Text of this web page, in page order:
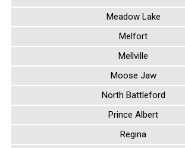
Meadow Lake
Melfort
Mellville
Moose Jaw
North Battleford
Prince Albert
Regina